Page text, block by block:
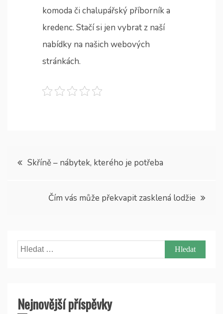
komoda či chalupářský příborník a
kredenc. Stačí si jen vybrat z naší
nabídky na našich webových
stránkách.
Navigace
Skříně – nábytek, kterého je potřeba
Čím vás může překvapit zasklená lodžie
Vyhledávání
Nejnovější příspěvky